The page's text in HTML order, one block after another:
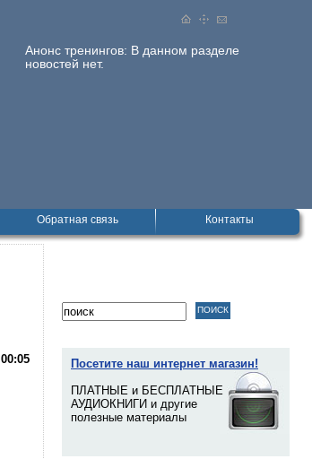
Анонс тренингов: В данном разделе
новостей нет.
Обратная связь Контакты
00:05
Посетите наш интернет магазин!
ПЛАТНЫЕ и БЕСПЛАТНЫЕ
АУДИОКНИГИ и другие
полезные материалы